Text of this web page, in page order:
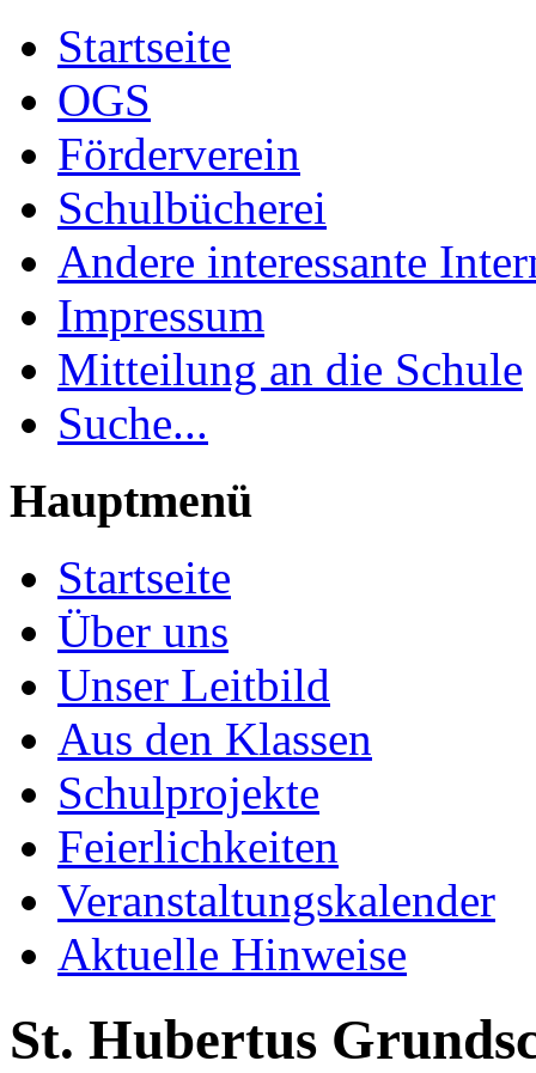
Startseite
OGS
Förderverein
Schulbücherei
Andere interessante
Impressum
Mitteilung an die Schule
Suche...
Hauptmenü
Startseite
Über uns
Unser Leitbild
Aus den Klassen
Schulprojekte
Feierlichkeiten
Veranstaltungskalender
Aktuelle Hinweise
St. Hubertus